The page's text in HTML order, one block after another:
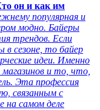
он и как им
популярная и
модно. Байеры
трендов. Если
в сезоне, то байер
идеи. Именно
и то, что,
Эта профессия
связанным с
на самом деле